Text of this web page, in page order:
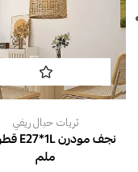
ثريات حبال ريفي
ملم